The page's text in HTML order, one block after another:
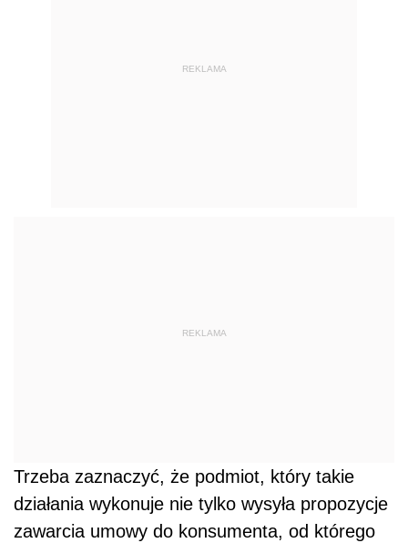
REKLAMA
REKLAMA
Trzeba zaznaczyć, że podmiot, który takie
działania wykonuje nie tylko wysyła propozycje
zawarcia umowy do konsumenta, od którego